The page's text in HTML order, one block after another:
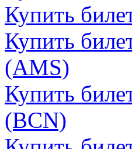
Купить
Купить
(AMS)
Купить
(BCN)